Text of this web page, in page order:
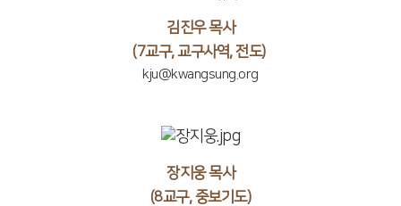
김진우 목사
(7교구, 교구사역, 전도)
kju@kwangsung.org
장지웅 목사
(8교구, 중보기도)